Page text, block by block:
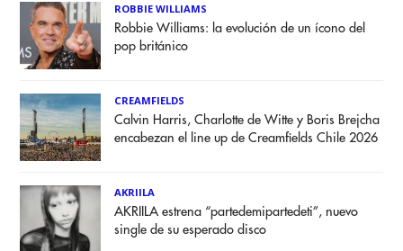
ROBBIE WILLIAMS
Robbie Williams: la evolución de un ícono del
pop británico
CREAMFIELDS
Calvin Harris, Charlotte de Witte y Boris Brejcha
encabezan el line up de Creamfields Chile 2026
AKRIILA
AKRIILA estrena “partedemipartedeti”, nuevo
single de su esperado disco